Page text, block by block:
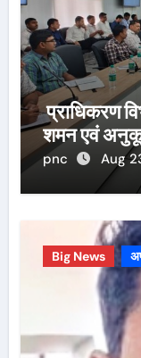
प्राधिकरण
शमन एवं
pnc Aug
Big News